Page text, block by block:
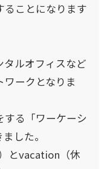
ることになります
タルオフィスなど
ークとなりま
する「ワーケーシ
した。
とvacation（休